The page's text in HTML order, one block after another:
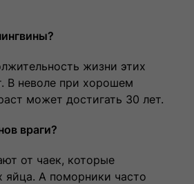
жизни этих
В неволе при хорошем
может достигать 30 лет.
враги?
от чаек, которые
яйца. А поморники часто